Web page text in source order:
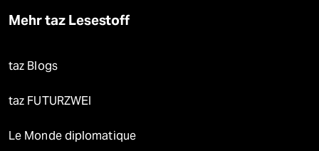
Mehr taz Lesestoff
taz Blogs
taz FUTURZWEI
Le Monde diplomatique